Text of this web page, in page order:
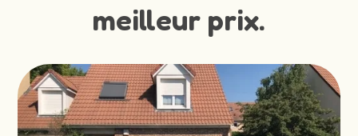
meilleur prix.